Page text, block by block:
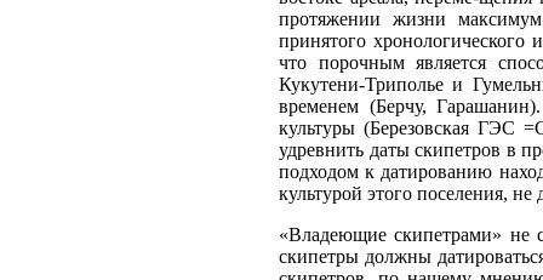
протяжении жизни
принятого хронологического
что порочным является
Кукутени-Триполье и
временем (Берчу,
культуры (Березовская ГЭС
удревнить даты скипетров в
подходом к датированию
культурой этого поселения,
«Владеющие скипетрами» не
скипетры должны